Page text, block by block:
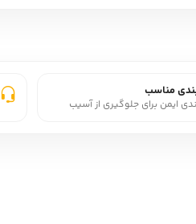
مناسب
ایمن برای جلوگیری از آسیب